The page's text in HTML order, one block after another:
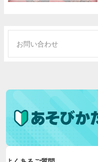
お問い合わせ